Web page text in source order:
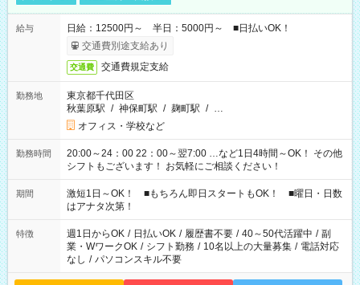
給与
日給：12500円～ 半日：5000円～ ■日払いOK！
交通費別途支給あり
交通費 交通費規定支給
勤務地
東京都千代田区
秋葉原駅 / 神保町駅 / 麹町駅 / …
オフィス・学校など
勤務時間
20:00～24：00 22：00～翌7:00 …など1日4時間～OK！ その他
シフトもございます！ お気軽にご相談ください！
期間
激短1日～OK！ ■もちろん即日スタートもOK！ ■曜日・日数
はアナタ次第！
特徴 週1日からOK / 日払いOK / 履歴書不要 / 40～50代活躍中 / 副
業・WワークOK / シフト勤務 / 10名以上の大量募集 / 電話対応
なし / パソコンスキル不要